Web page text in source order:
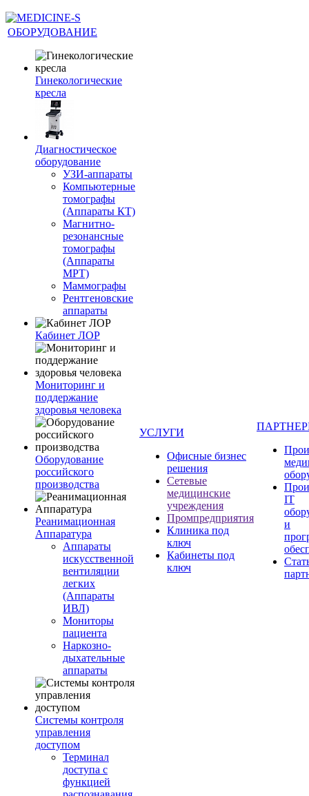
ОБОРУДОВАНИЕ
Гинекологические
кресла
Диагностическое
оборудование
УЗИ-аппараты
Компьютерные
томографы
(Аппараты КТ)
Магнитно-
резонансные
томографы
(Аппараты
МРТ)
Маммографы
Рентгеновские
аппараты
Кабинет ЛОР
Мониторинг и
поддержание
здоровья человека
Оборудование
российского
производства
Реанимационная
Аппаратура
Аппараты
искусственной
вентиляции
легких
(Аппараты
ИВЛ)
Мониторы
пациента
Наркозно-
дыхательные
аппараты
Системы контроля
управления
доступом
Терминал
доступа с
функцией
УСЛУГИ
Офисные бизнес
решения
Сетевые
медицинские
учреждения
Промпредприятия
Клиника под
ключ
Кабинеты под
ключ
IT
и